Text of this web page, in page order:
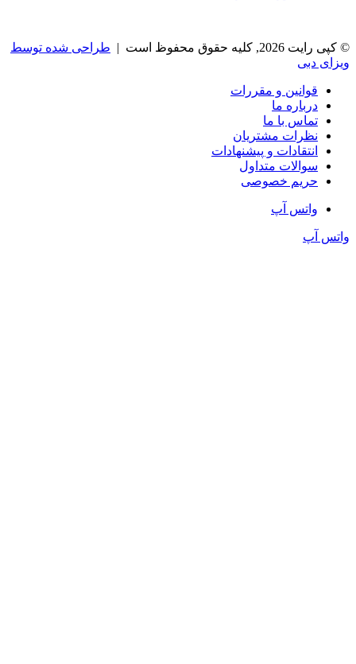
رایت 2026, کلیه حقوق محفوظ است |
طراحی شده توسط
دبی
قوانین و مقررات
درباره ما
تماس با ما
نظرات مشتریان
انتقادات و پیشنهادات
سوالات متداول
حریم خصوصی
واتس آپ
آپ